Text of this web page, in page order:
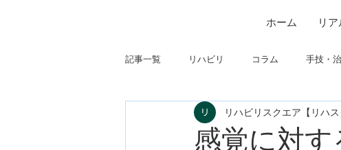
ホーム リ
記事一覧 リハビリ コラム 手技・
制度関連 学会・研究関連
感覚に対す
リハビリスクエア【リハス